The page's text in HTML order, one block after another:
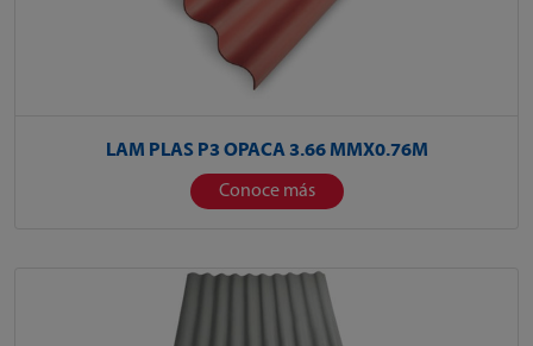
LAM PLAS P3 OPACA 3.66 MMX0.76M
Conoce más